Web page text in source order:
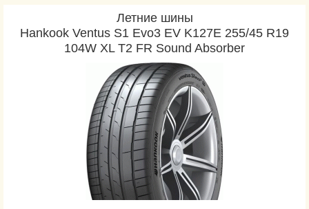
Летние шины
Hankook Ventus S1 Evo3 EV K127E 255/45 R19
104W XL T2 FR Sound Absorber